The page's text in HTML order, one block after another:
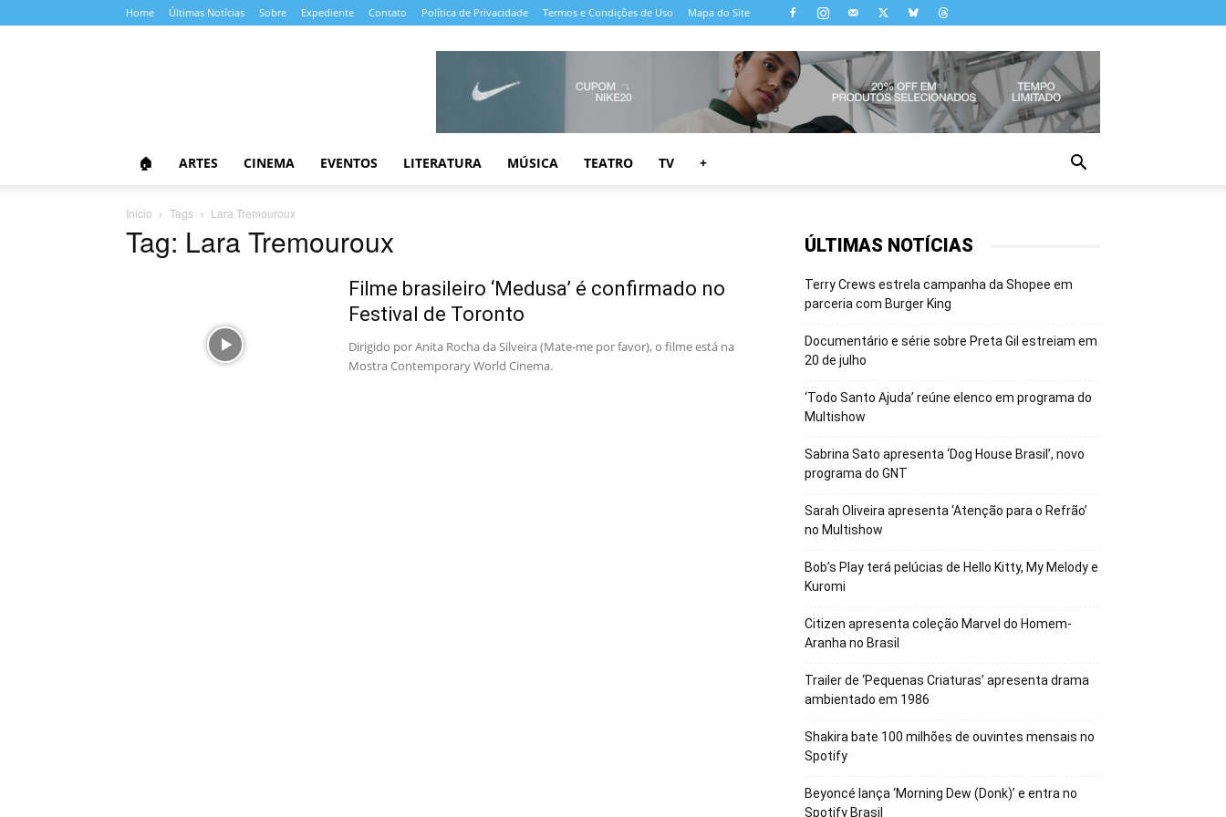
Home Últimas Notícias Sobre Expediente Contato Política de Privacidade Termos e Condições de Uso Mapa do Site
🏠 ARTES CINEMA EVENTOS LITERATURA MÚSICA TEATRO TV +
Início Tags Lara Tremouroux
Tag: Lara Tremouroux
Filme brasileiro ‘Medusa’ é confirmado no
Festival de Toronto
Dirigido por Anita Rocha da Silveira (Mate-me por favor), o filme está na
Mostra Contemporary World Cinema.
ÚLTIMAS NOTÍCIAS
Terry Crews estrela campanha da Shopee em
parceria com Burger King
Documentário e série sobre Preta Gil estreiam em
20 de julho
‘Todo Santo Ajuda’ reúne elenco em programa do
Multishow
Sabrina Sato apresenta ‘Dog House Brasil’, novo
programa do GNT
Sarah Oliveira apresenta ‘Atenção para o Refrão’
no Multishow
Bob’s Play terá pelúcias de Hello Kitty, My Melody e
Kuromi
Citizen apresenta coleção Marvel do Homem-
Aranha no Brasil
Trailer de ‘Pequenas Criaturas’ apresenta drama
ambientado em 1986
Shakira bate 100 milhões de ouvintes mensais no
Spotify
Beyoncé lança ‘Morning Dew (Donk)’ e entra no
Spotify Brasil